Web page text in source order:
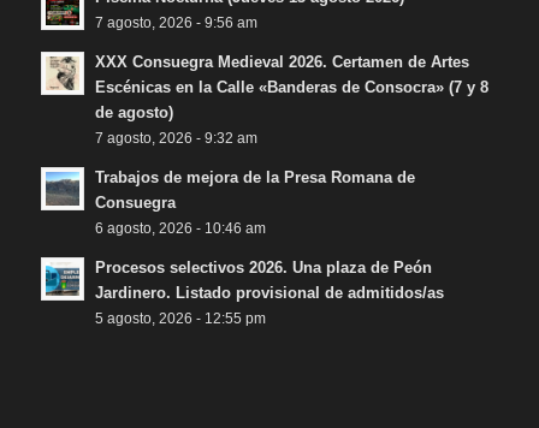
7 agosto, 2026 - 9:56 am
XXX Consuegra Medieval 2026. Certamen de Artes
Escénicas en la Calle «Banderas de Consocra» (7 y 8
de agosto)
7 agosto, 2026 - 9:32 am
Trabajos de mejora de la Presa Romana de
Consuegra
6 agosto, 2026 - 10:46 am
Procesos selectivos 2026. Una plaza de Peón
Jardinero. Listado provisional de admitidos/as
5 agosto, 2026 - 12:55 pm